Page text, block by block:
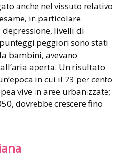
anche nel vissuto relativo
in particolare
livelli di
peggiori sono stati
bambini, avevano
aperta. Un risultato
in cui il 73 per cento
vive in aree urbanizzate;
dovrebbe crescere fino